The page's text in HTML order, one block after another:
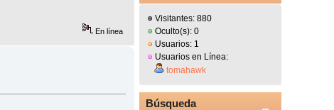
En línea
Visitantes: 880
Oculto(s): 0
Usuarios: 1
Usuarios en Línea:
tomahawk
Búsqueda